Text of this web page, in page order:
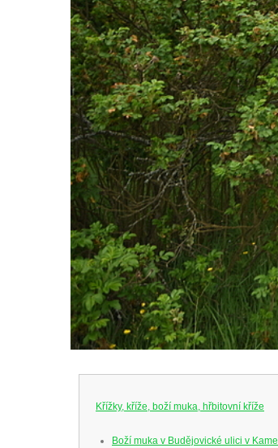
Křížky, kříže, boží muka, hřbitovní kříže
Boží muka v Budějovické ulici v